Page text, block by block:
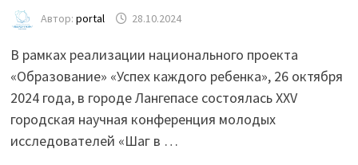
Автор: portal 28.10.2024
В рамках реализации национального проекта
«Образование» «Успех каждого ребенка», 26 октября
2024 года, в городе Лангепасе состоялась XXV
городская научная конференция молодых
исследователей «Шаг в …